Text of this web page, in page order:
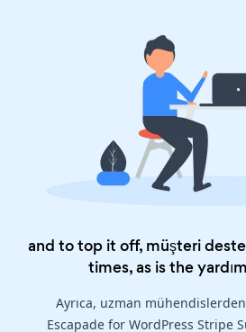
and to top it off, müşteri
times, as is the
Ayrıca, uzman
Escapade for WordPress Stripe